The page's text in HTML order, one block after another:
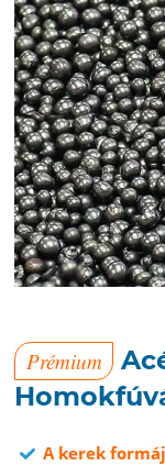
Prémium
A kerek